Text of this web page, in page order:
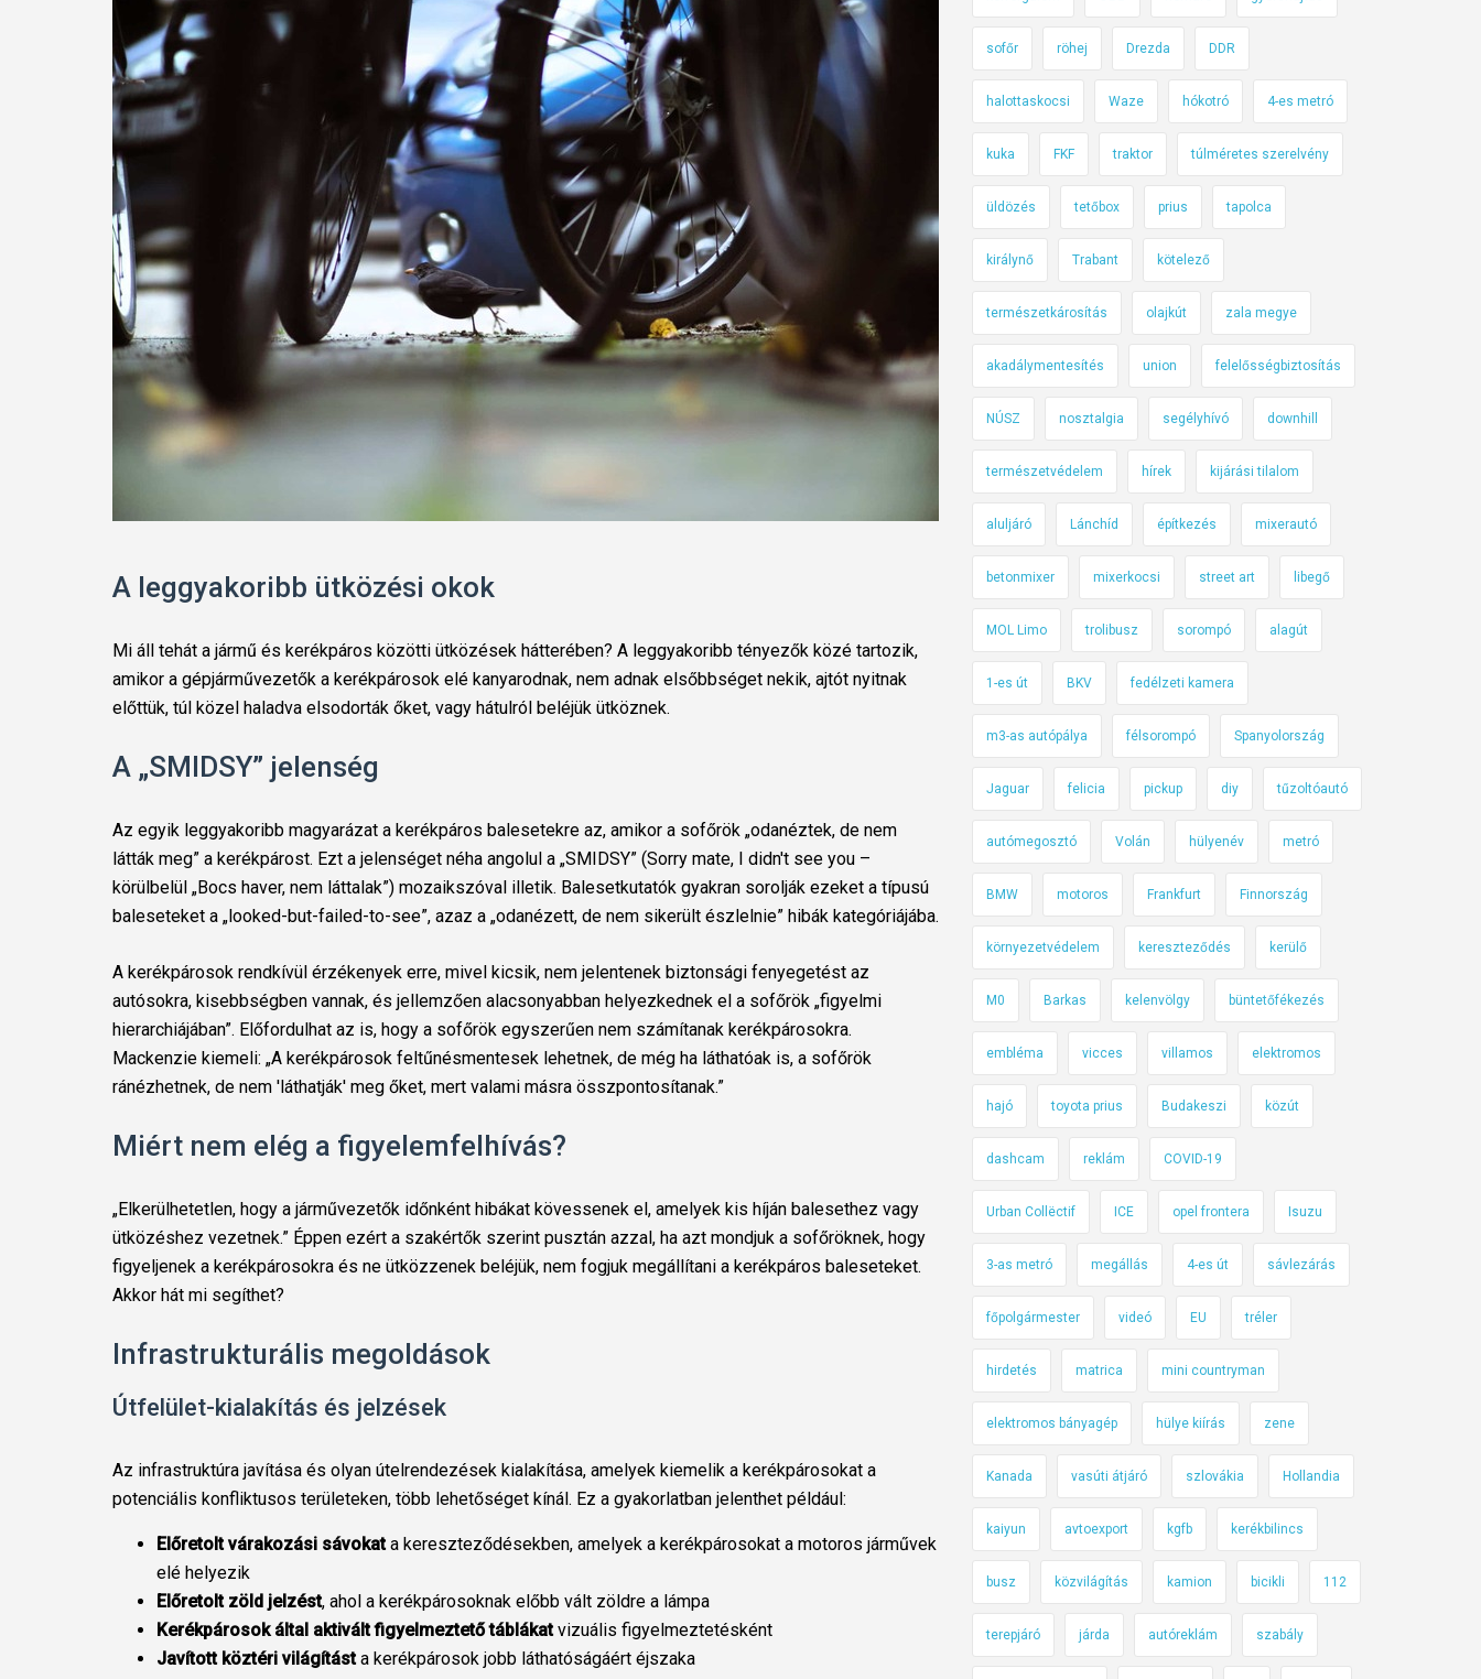
A leggyakoribb ütközési okok
Mi áll tehát a jármű és kerékpáros közötti ütközések hátterében? A leggyakoribb tényezők közé tartozik,
amikor a gépjárművezetők a kerékpárosok elé kanyarodnak, nem adnak elsőbbséget nekik, ajtót nyitnak
előttük, túl közel haladva elsodorták őket, vagy hátulról beléjük ütköznek.
A „SMIDSY” jelenség
Az egyik leggyakoribb magyarázat a kerékpáros balesetekre az, amikor a sofőrök „odanéztek, de nem
látták meg” a kerékpárost. Ezt a jelenséget néha angolul a „SMIDSY” (Sorry mate, I didn't see you –
körülbelül „Bocs haver, nem láttalak”) mozaikszóval illetik. Balesetkutatók gyakran sorolják ezeket a típusú
baleseteket a „looked-but-failed-to-see”, azaz a „odanézett, de nem sikerült észlelnie” hibák kategóriájába.
A kerékpárosok rendkívül érzékenyek erre, mivel kicsik, nem jelentenek biztonsági fenyegetést az
autósokra, kisebbségben vannak, és jellemzően alacsonyabban helyezkednek el a sofőrök „figyelmi
hierarchiájában”. Előfordulhat az is, hogy a sofőrök egyszerűen nem számítanak kerékpárosokra.
Mackenzie kiemeli: „A kerékpárosok feltűnésmentesek lehetnek, de még ha láthatóak is, a sofőrök
ránézhetnek, de nem 'láthatják' meg őket, mert valami másra összpontosítanak.”
Miért nem elég a figyelemfelhívás?
„Elkerülhetetlen, hogy a járművezetők időnként hibákat kövessenek el, amelyek kis híján balesethez vagy
ütközéshez vezetnek.” Éppen ezért a szakértők szerint pusztán azzal, ha azt mondjuk a sofőröknek, hogy
figyeljenek a kerékpárosokra és ne ütközzenek beléjük, nem fogjuk megállítani a kerékpáros baleseteket.
Akkor hát mi segíthet?
Infrastrukturális megoldások
Útfelület-kialakítás és jelzések
Az infrastruktúra javítása és olyan útelrendezések kialakítása, amelyek kiemelik a kerékpárosokat a
potenciális konfliktusos területeken, több lehetőséget kínál. Ez a gyakorlatban jelenthet például:
Előretolt várakozási sávokata kereszteződésekben, amelyek a kerékpárosokat a motoros járművek
elé helyezik
Előretolt zöld jelzést, ahol a kerékpárosoknak előbb vált zöldre a lámpa
Kerékpárosok által aktivált figyelmeztető táblákatvizuális figyelmeztetésként
Javított köztéri világításta kerékpárosok jobb láthatóságáért éjszaka
sofőr röhej Drezda DDR
halottaskocsi Waze hókotró 4-es metró
kuka FKF traktor túlméretes szerelvény
üldözés tetőbox prius tapolca
királynő Trabant kötelező
természetkárosítás olajkút zala megye
akadálymentesítés union felelősségbiztosítás
NÚSZ nosztalgia segélyhívó downhill
természetvédelem hírek kijárási tilalom
aluljáró Lánchíd építkezés mixerautó
betonmixer mixerkocsi street art libegő
MOL Limo trolibusz sorompó alagút
1-es út BKV fedélzeti kamera
m3-as autópálya félsorompó Spanyolország
Jaguar felicia pickup diy tűzoltóautó
autómegosztó Volán hülyenév metró
BMW motoros Frankfurt Finnország
környezetvédelem kereszteződés kerülő
M0 Barkas kelenvölgy büntetőfékezés
embléma vicces villamos elektromos
hajó toyota prius Budakeszi közút
dashcam reklám COVID-19
Urban Collëctif ICE opel frontera Isuzu
3-as metró megállás 4-es út sávlezárás
főpolgármester videó EU tréler
hirdetés matrica mini countryman
elektromos bányagép hülye kiírás zene
Kanada vasúti átjáró szlovákia Hollandia
kaiyun avtoexport kgfb kerékbilincs
busz közvilágítás kamion bicikli 112
terepjáró járda autóreklám szabály